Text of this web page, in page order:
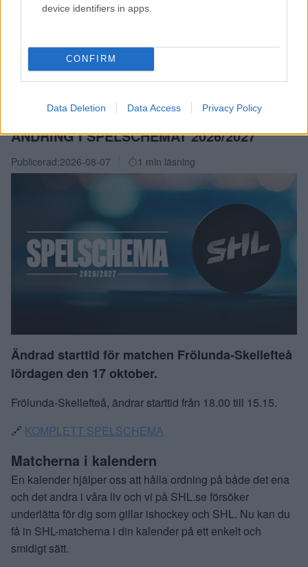
device identifiers in apps.
CONFIRM
Data Deletion Data Access Privacy Policy
Läs mer om hur du tecknar abonnemang och stöttar din
JONAS GUSTAVSSON
ÄNDRING I SPELSCHEMAT 2026/2027
Publicerad:2026-08-07 1 min läsning
Ändrad starttid för matchen Frölunda-Skellefteå
lördagen den 17 oktober.
Frölunda-Skellefteå, ändrar starttid från 18.00 till 15.15.
🔗 KOMPLETT SPELSCHEMA
Matcherna i kalendern
En kalender hjälper oss att hålla ordning på både det ena
och det andra i våra liv och vi på SHL.se försöker
underlätta för dig som gillar ishockey och SHL. Nu kan du
få in SHL-matcherna i din kalender på ett enkelt och
smidigt sätt.